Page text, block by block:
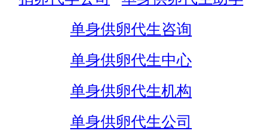
单身供卵代生咨询
单身供卵代生中心
单身供卵代生机构
单身供卵代生公司